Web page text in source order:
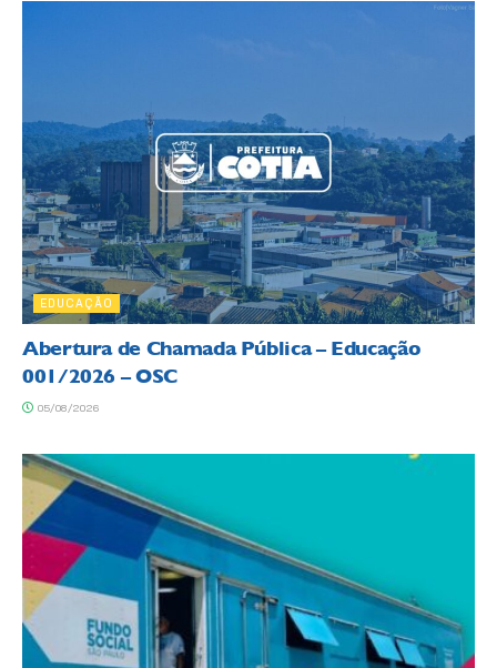
EDUCAÇÃO
Abertura de Chamada Pública – Educação
001/2026 – OSC
05/08/2026